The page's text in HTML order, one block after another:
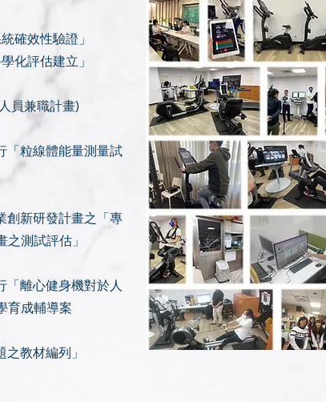
確效性驗證」
化評估建立」
員兼職計畫)
「粒線體能量測量試
創新研發計畫之「專
測試評估」
「離心健身機對於人
育成輔導案
教材編列」